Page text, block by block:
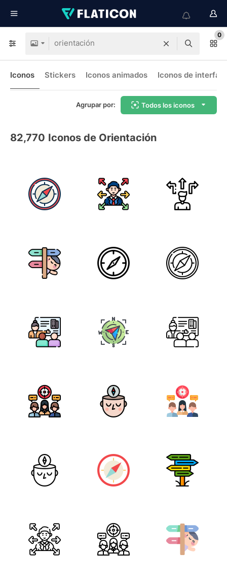
0
Iconos Stickers Iconos animados Iconos de interfaz
Agrupar por: Todos los iconos
82,770 Iconos de Orientación